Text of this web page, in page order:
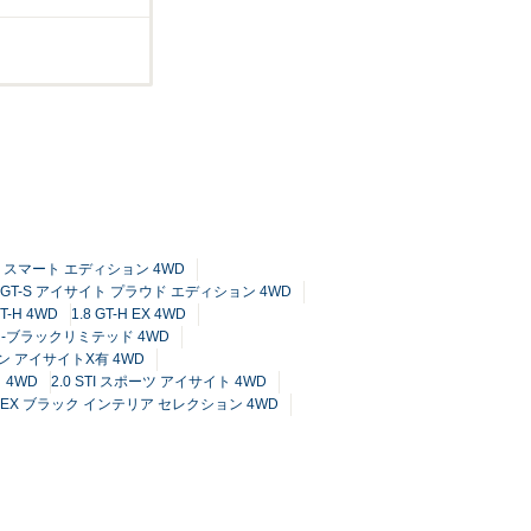
マート エディション 4WD
S アイサイト プラウド エディション 4WD
H 4WD
1.8 GT-H EX 4WD
ブラックリミテッド 4WD
アイサイトX有 4WD
4WD
2.0 STI スポーツ アイサイト 4WD
ブラック インテリア セレクション 4WD